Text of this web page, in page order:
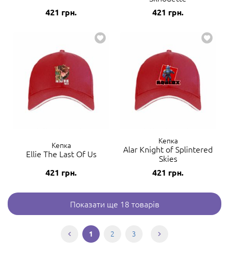
421 грн. 421 грн.
Кепка
Ellie The Last Of Us
421 грн.
Кепка
Alar Knight of Splintered
Skies
421 грн.
Показати ще 18 товарів
1 2 3